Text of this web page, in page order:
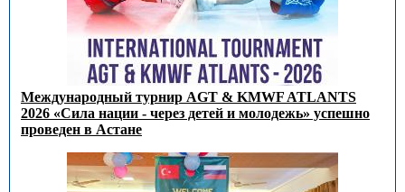
Международный турнир AGT & KMWF ATLANTS
2026 «Сила нации - через детей и молодежь» успешно
проведен в Астане